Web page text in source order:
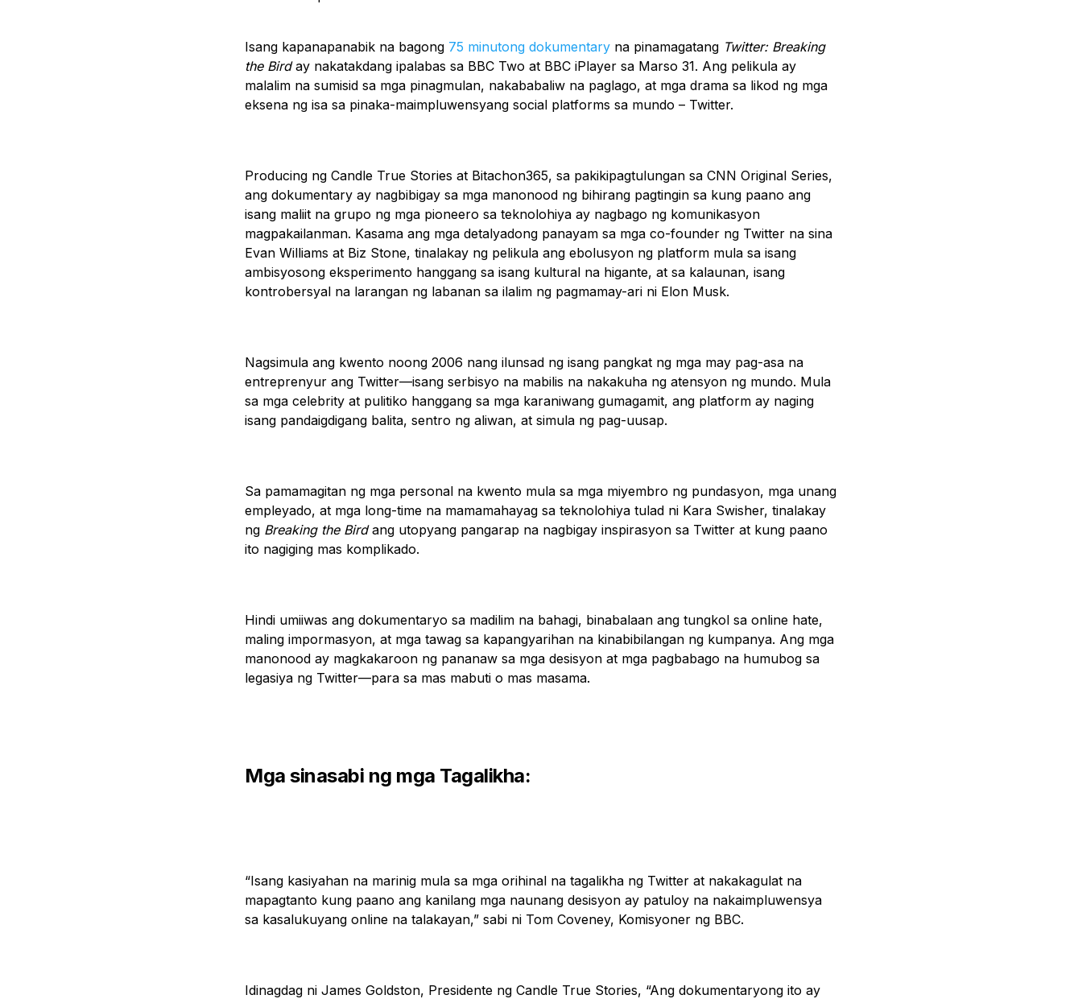
Isang kapanapanabik na bagong 75 minutong dokumentary na pinamagatang Twitter: Breaking
the Birday nakatakdang ipalabas sa BBC Two at BBC iPlayer sa Marso 31. Ang pelikula ay
malalim na sumisid sa mga pinagmulan, nakababaliw na paglago, at mga drama sa likod ng mga
eksena ng isa sa pinaka-maimpluwensyang social platforms sa mundo – Twitter.
Producing ng Candle True Stories at Bitachon365, sa pakikipagtulungan sa CNN Original Series,
ang dokumentary ay nagbibigay sa mga manonood ng bihirang pagtingin sa kung paano ang
isang maliit na grupo ng mga pioneero sa teknolohiya ay nagbago ng komunikasyon
magpakailanman. Kasama ang mga detalyadong panayam sa mga co-founder ng Twitter na sina
Evan Williams at Biz Stone, tinalakay ng pelikula ang ebolusyon ng platform mula sa isang
ambisyosong eksperimento hanggang sa isang kultural na higante, at sa kalaunan, isang
kontrobersyal na larangan ng labanan sa ilalim ng pagmamay-ari ni Elon Musk.
Nagsimula ang kwento noong 2006 nang ilunsad ng isang pangkat ng mga may pag-asa na
entreprenyur ang Twitter—isang serbisyo na mabilis na nakakuha ng atensyon ng mundo. Mula
sa mga celebrity at pulitiko hanggang sa mga karaniwang gumagamit, ang platform ay naging
isang pandaigdigang balita, sentro ng aliwan, at simula ng pag-uusap.
Sa pamamagitan ng mga personal na kwento mula sa mga miyembro ng pundasyon, mga unang
empleyado, at mga long-time na mamamahayag sa teknolohiya tulad ni Kara Swisher, tinalakay
ng Breaking the Birdang utopyang pangarap na nagbigay inspirasyon sa Twitter at kung paano
ito nagiging mas komplikado.
Hindi umiiwas ang dokumentaryo sa madilim na bahagi, binabalaan ang tungkol sa online hate,
maling impormasyon, at mga tawag sa kapangyarihan na kinabibilangan ng kumpanya. Ang mga
manonood ay magkakaroon ng pananaw sa mga desisyon at mga pagbabago na humubog sa
legasiya ng Twitter—para sa mas mabuti o mas masama.
Mga sinasabi ng mga Tagalikha:
“Isang kasiyahan na marinig mula sa mga orihinal na tagalikha ng Twitter at nakakagulat na
mapagtanto kung paano ang kanilang mga naunang desisyon ay patuloy na nakaimpluwensya
sa kasalukuyang online na talakayan,” sabi ni Tom Coveney, Komisyoner ng BBC.
Idinagdag ni James Goldston, Presidente ng Candle True Stories, “Ang dokumentaryong ito ay